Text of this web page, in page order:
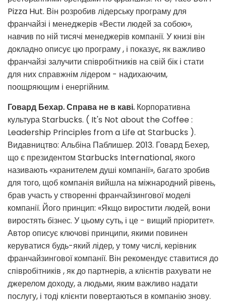
Pizza Hut. Він розробив лідерську програму для
франчайзі і менеджерів «Вести людей за собою»,
навчив по ній тисячі менеджерів компанії. У книзі він
докладно описує цю програму , і показує, як важливо
франчайзі залучити співробітників на свій бік і стати
для них справжнім лідером - надихаючим,
поощряющим і енергійним.
Говард Бехар. Справа не в каві. Корпоративна
культура Starbucks. ( It's Not about the Coffee :
Leadership Principles from a Life at Starbucks ).
Видавництво: Альбіна Паблишер. 2013. Говард Бехер,
що є президентом Starbucks International, якого
називають «хранителем душі компанії», багато зробив
для того, щоб компанія вийшла на міжнародний рівень,
брав участь у створенні франчайзингової моделі
компанії. Його принцип: «Якщо виростити людей, вони
виростять бізнес. У цьому суть, і це - вищий пріоритет».
Автор описує ключові принципи, якими повинен
керуватися будь-який лідер, у тому числі, керівник
франчайзингової компанії. Він рекомендує ставитися до
співробітників , як до партнерів, а клієнтів рахувати не
джерелом доходу, а людьми, яким важливо надати
послугу, і тоді клієнти повертаються в компанію знову.